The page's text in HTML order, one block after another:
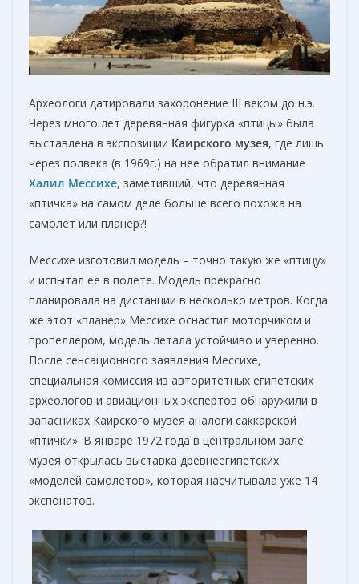
Археологи датировали захоронение III веком до н.э.
Через много лет деревянная фигурка «птицы» была
выставлена в экспозиции Каирского музея, где лишь
через полвека (в 1969г.) на нее обратил внимание
Халил Мессихе, заметивший, что деревянная
«птичка» на самом деле больше всего похожа на
самолет или планер?!
Мессихе изготовил модель – точно такую же «птицу»
и испытал ее в полете. Модель прекрасно
планировала на дистанции в несколько метров. Когда
же этот «планер» Мессихе оснастил моторчиком и
пропеллером, модель летала устойчиво и уверенно.
После сенсационного заявления Мессихе,
специальная комиссия из авторитетных египетских
археологов и авиационных экспертов обнаружили в
запасниках Каирского музея аналоги саккарской
«птички». В январе 1972 года в центральном зале
музея открылась выставка древнеегипетских
«моделей самолетов», которая насчитывала уже 14
экспонатов.